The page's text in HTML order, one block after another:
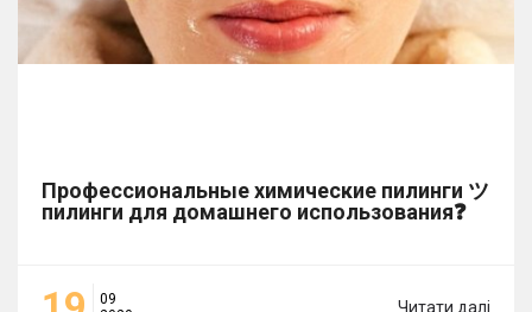
Профессиональные химические пилинги ツ
пилинги для домашнего использования❓
09
Читати далі